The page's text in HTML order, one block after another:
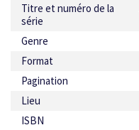
Titre et numéro de la
série
Genre
Format
Pagination
Lieu
ISBN